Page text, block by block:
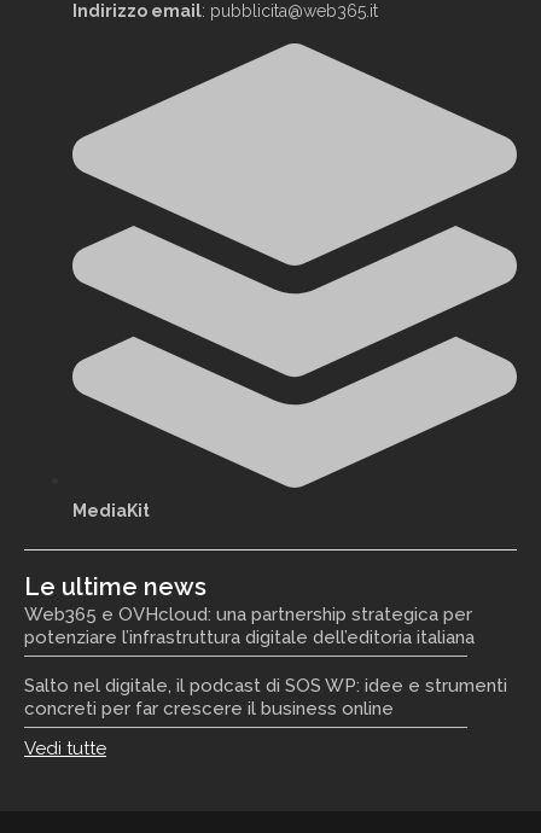
Indirizzo email: pubblicita@web365.it
MediaKit
Le ultime news
Web365 e OVHcloud: una partnership strategica per
potenziare l’infrastruttura digitale dell’editoria italiana
Salto nel digitale, il podcast di SOS WP: idee e strumenti
concreti per far crescere il business online
Vedi tutte